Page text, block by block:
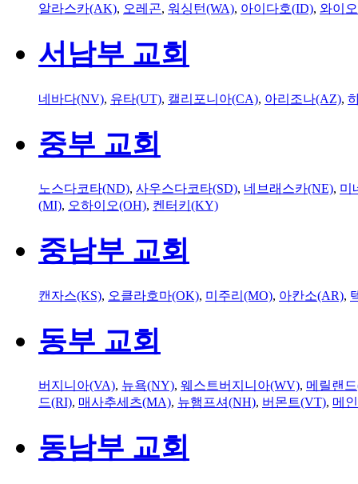
알라스카(AK), 오레곤, 워싱턴(WA), 아이다호(ID), 와이
서남부 교회
네바다(NV), 유타(UT), 캘리포니아(CA), 아리조나(AZ),
중부 교회
노스다코타(ND), 사우스다코타(SD), 네브래스카(NE), 미
(MI), 오하이오(OH), 켄터키(KY)
중남부 교회
캔자스(KS), 오클라호마(OK), 미주리(MO), 아칸소(AR),
동부 교회
버지니아(VA), 뉴욕(NY), 웨스트버지니아(WV), 메릴랜
드(RI), 매사추세츠(MA), 뉴햄프셔(NH), 버몬트(VT), 메
동남부 교회